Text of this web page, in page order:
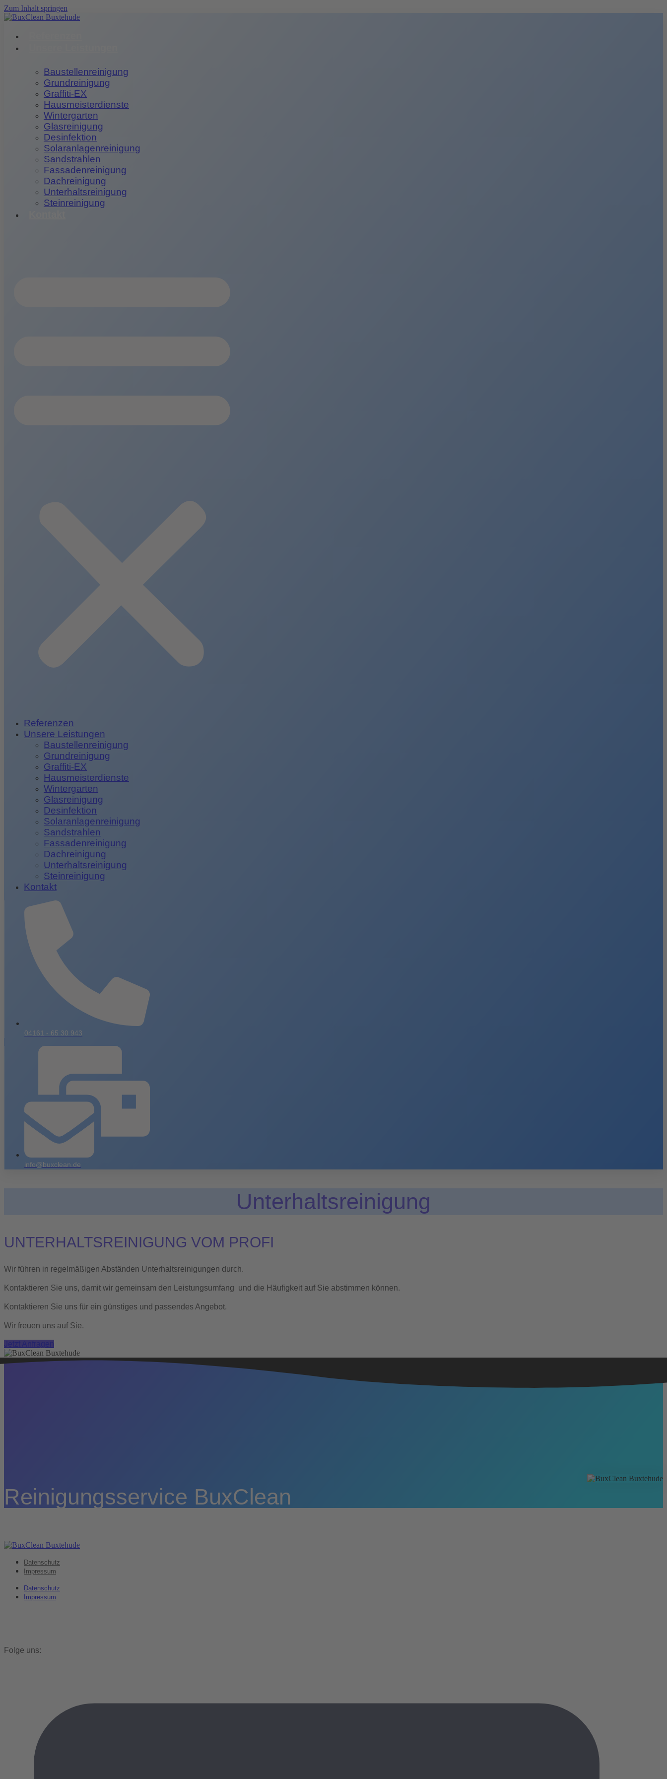
Zum Inhalt springen
Baustellenreinigung
Grundreinigung
Graffiti-EX
Hausmeisterdienste
Wintergarten
Glasreinigung
Desinfektion
Solaranlagenreinigung
Sandstrahlen
Fassadenreinigung
Dachreinigung
Unterhaltsreinigung
Steinreinigung
Referenzen
Unsere Leistungen
Baustellenreinigung
Grundreinigung
Graffiti-EX
Hausmeisterdienste
Wintergarten
Glasreinigung
Desinfektion
Solaranlagenreinigung
Sandstrahlen
Fassadenreinigung
Dachreinigung
Unterhaltsreinigung
Steinreinigung
Kontakt
04161 - 65 30 943
info@buxclean.de
Unterhaltsreinigung
UNTERHALTSREINIGUNG VOM PROFI
Wir führen in regelmäßigen Abständen Unterhaltsreinigungen durch.
Kontaktieren Sie uns, damit wir gemeinsam den Leistungsumfang und die Häufigkeit auf Sie abstimmen können.
Kontaktieren Sie uns für ein günstiges und passendes Angebot.
Wir freuen uns auf Sie.
Reinigungsservice BuxClean
Datenschutz
Impressum
Datenschutz
Impressum
Folge uns: